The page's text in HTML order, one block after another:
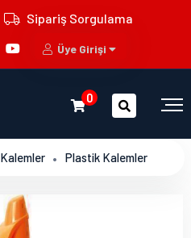
Sipariş Sorgulama
Üye Girişi
0
Kalemler Plastik Kalemler